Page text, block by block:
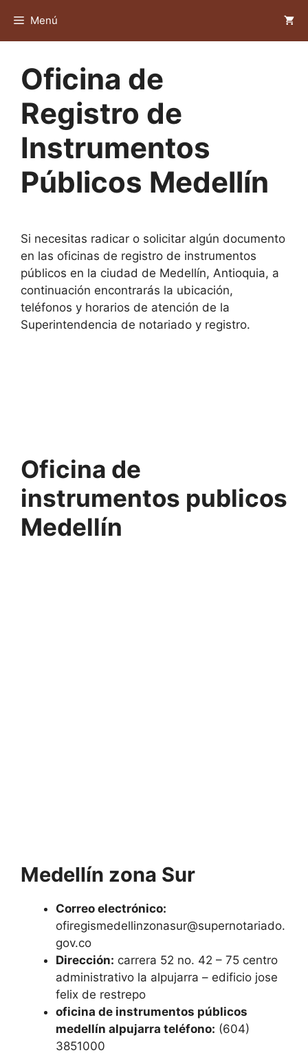
contenido
Menú
Oficina de
Registro de
Instrumentos
Públicos Medellín
Si necesitas radicar o solicitar algún documento
en las oficinas de registro de instrumentos
públicos en la ciudad de Medellín, Antioquia, a
continuación encontrarás la ubicación,
teléfonos y horarios de atención de la
Superintendencia de notariado y registro.
Oficina de
instrumentos publicos
Medellín
Medellín zona Sur
Correo electrónico:
ofiregismedellinzonasur@supernotariado.
gov.co
Dirección: carrera 52 no. 42 – 75 centro
administrativo la alpujarra – edificio jose
felix de restrepo
oficina de instrumentos públicos
medellín alpujarra teléfono: (604)
3851000